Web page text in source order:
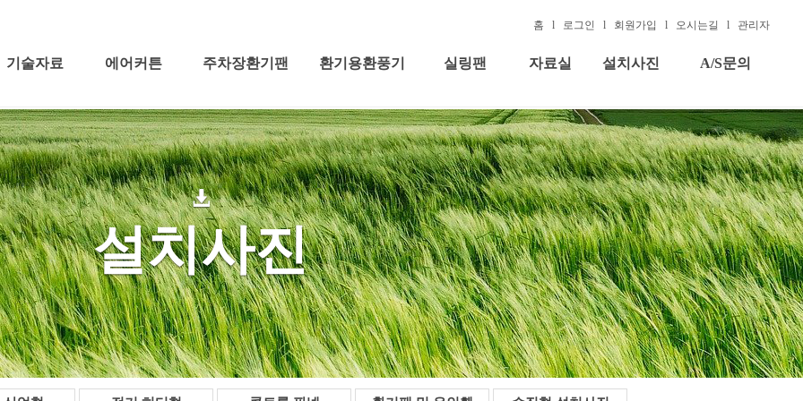
홈 l 로그인 l 회원가입 l 오시는길 l 관리자
기술자료 에어커튼 주차장환기팬 환기용환풍기 실링팬 자료실 설치사진 A/S문의
설치사진